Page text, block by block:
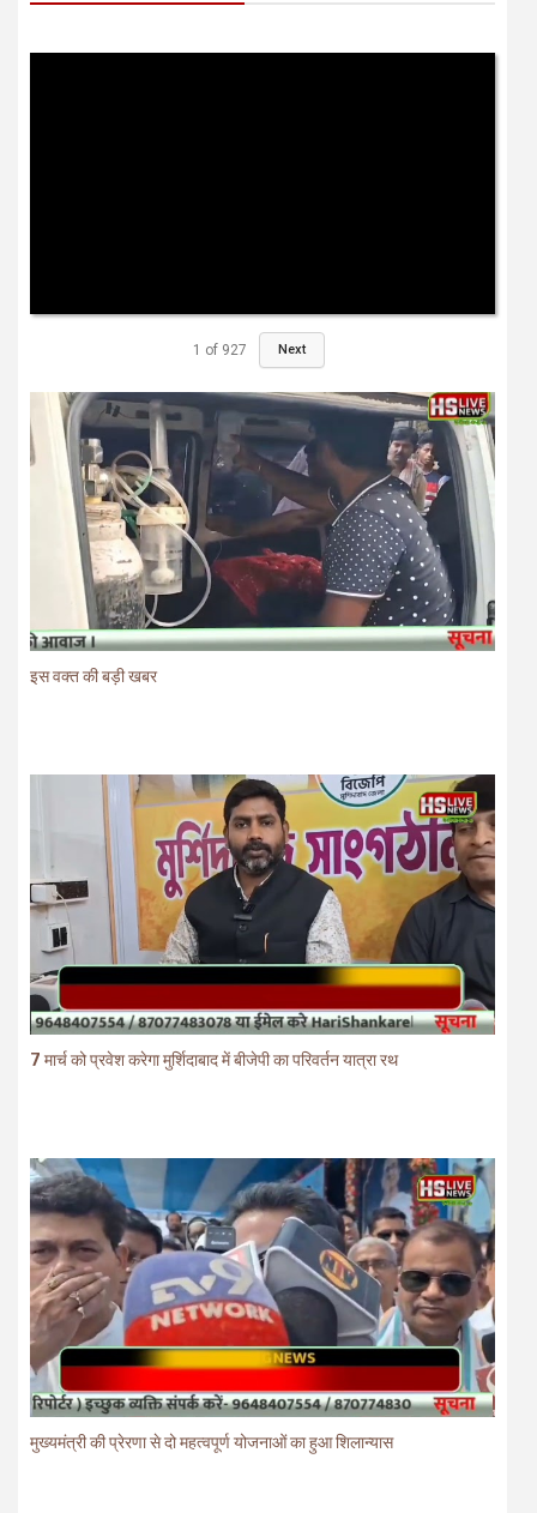
1 of 927 Next
इस वक्त की बड़ी खबर
7 मार्च को प्रवेश करेगा मुर्शिदाबाद में बीजेपी का परिवर्तन यात्रा रथ
मुख्यमंत्री की प्रेरणा से दो महत्वपूर्ण योजनाओं का हुआ शिलान्यास